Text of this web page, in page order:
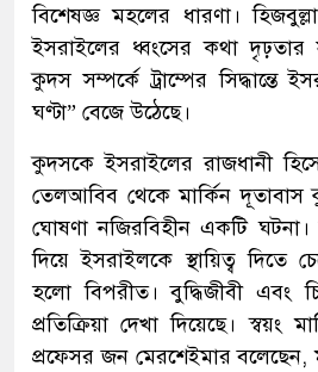
বিশেষজ্ঞ মহলের ধারণা।
ইসরাইলের ধ্বংসের কথা দৃঢ়তার
কুদস সম্পর্কে ট্রাম্পের সিদ্ধান্তে
ঘণ্টা” বেজে উঠেছে।
কুদসকে ইসরাইলের রাজধানী
তেলআবিব থেকে মার্কিন দূতাবাস
ঘোষণা নজিরবিহীন একটি
দিয়ে ইসরাইলকে স্থায়িত্ব দিতে
হলো বিপরীত। বুদ্ধিজীবী এবং
প্রতিক্রিয়া দেখা দিয়েছে। স্বয়ং
প্রফেসর জন মেরশেইমার বলেছেন,